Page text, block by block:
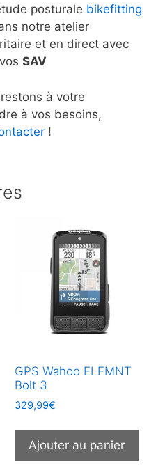
posturale bikefitting
notre atelier
et en direct avec
SAV
à votre
à vos besoins,
!
GPS Wahoo ELEMNT
Bolt 3
329,99€
Ajouter au panier